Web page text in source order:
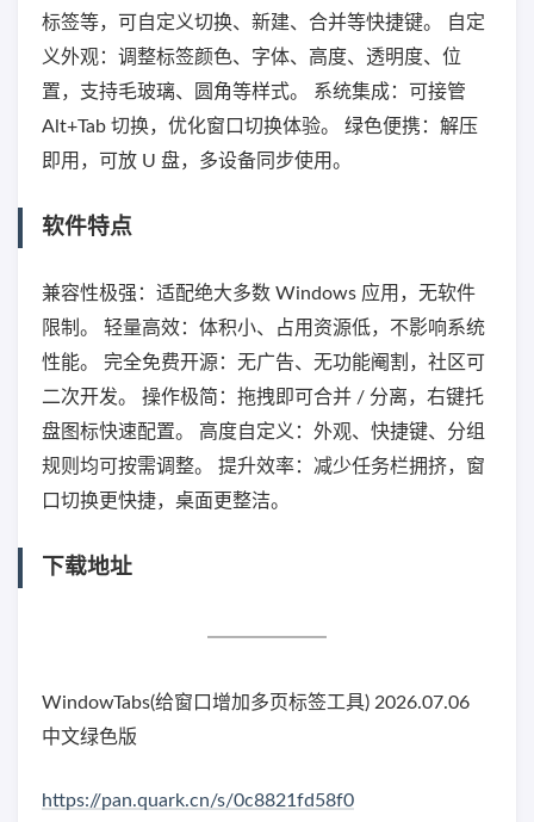
标签等，可自定义切换、新建、合并等快捷键。 自定
义外观：调整标签颜色、字体、高度、透明度、位
置，支持毛玻璃、圆角等样式。 系统集成：可接管
Alt+Tab 切换，优化窗口切换体验。 绿色便携：解压
即用，可放 U 盘，多设备同步使用。
软件特点
兼容性极强：适配绝大多数 Windows 应用，无软件
限制。 轻量高效：体积小、占用资源低，不影响系统
性能。 完全免费开源：无广告、无功能阉割，社区可
二次开发。 操作极简：拖拽即可合并 / 分离，右键托
盘图标快速配置。 高度自定义：外观、快捷键、分组
规则均可按需调整。 提升效率：减少任务栏拥挤，窗
口切换更快捷，桌面更整洁。
下载地址
WindowTabs(给窗口增加多页标签工具) 2026.07.06
中文绿色版
https://pan.quark.cn/s/0c8821fd58f0